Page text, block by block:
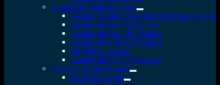
Adapter für Video Kameras
Adapter Vizelex Cine ND-Filter 2 bis 8 Stopps
Adapter für Arri PL Kamera
Adapter für Arri LPL Kamera
Adapter für C Mount Kamera
B4 Objektivadapter
Adapter für Sony FZ Kamera
Fotodiox Spezial Adapter
Tilt/Shift Adapter